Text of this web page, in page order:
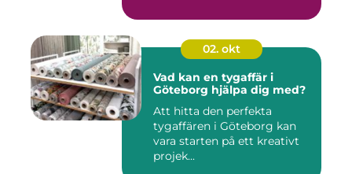
02. okt
Vad kan en tygaffär i
Göteborg hjälpa dig med?
Att hitta den perfekta
tygaffären i Göteborg kan
vara starten på ett kreativt
projek...